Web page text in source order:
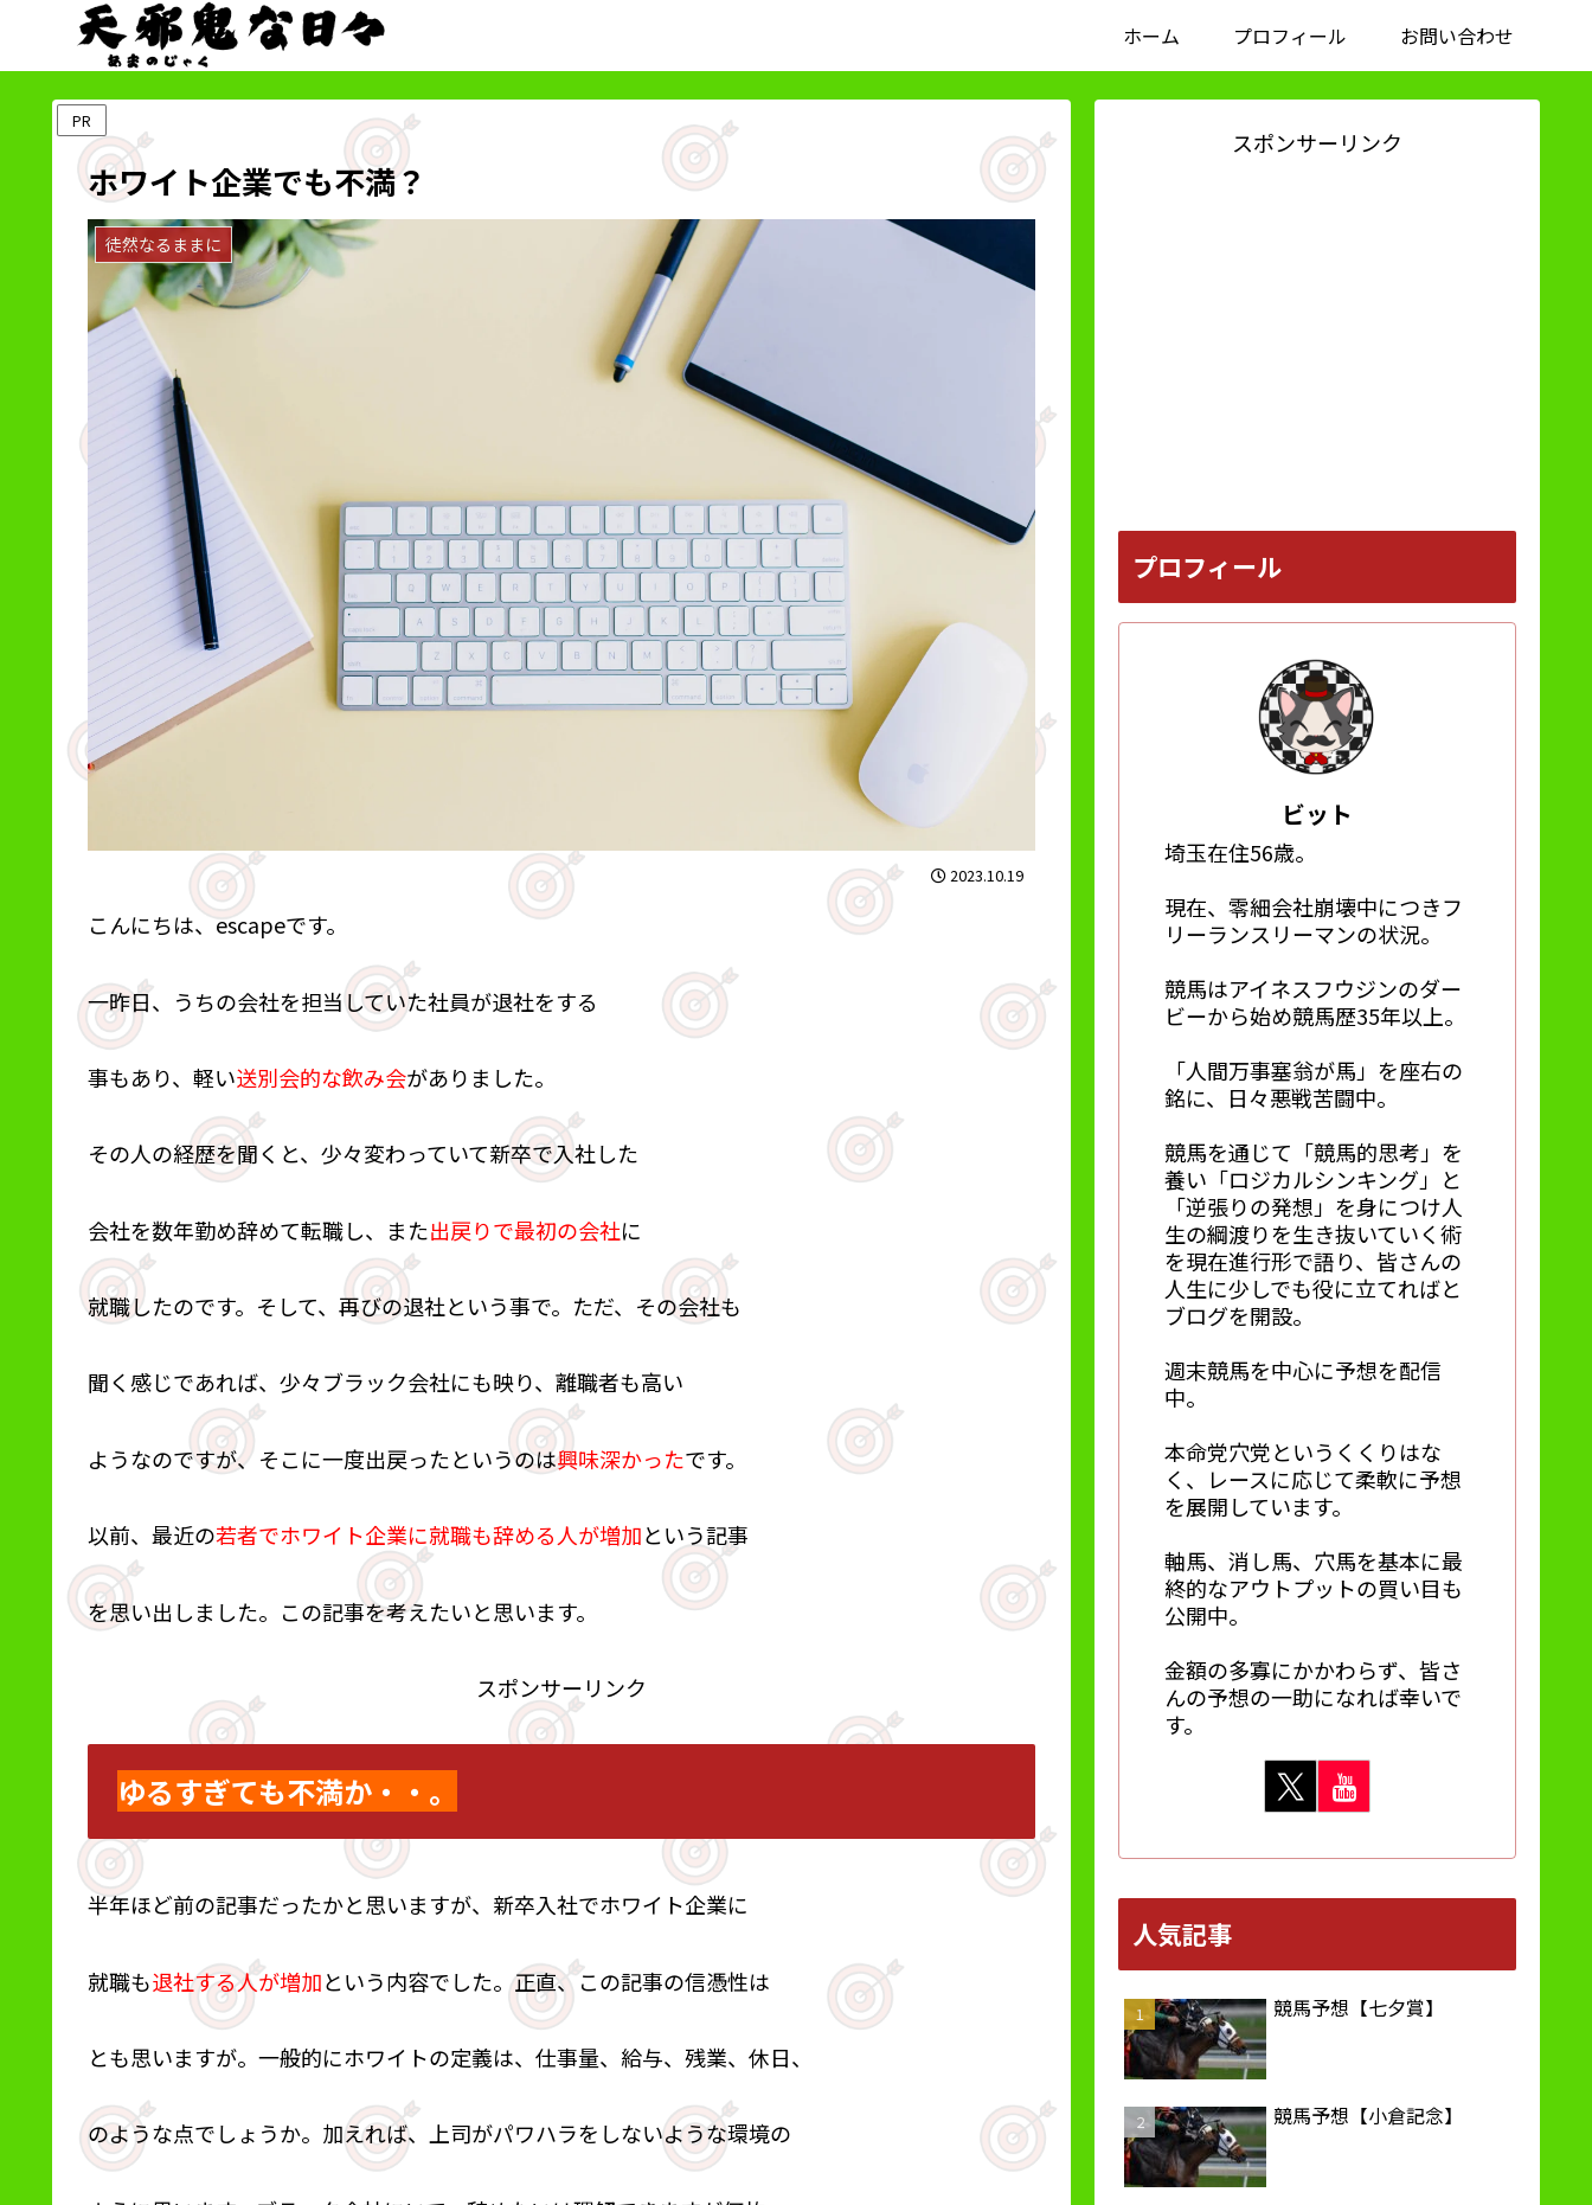
ホーム プロフィール お問い合わせ
PR
ホワイト企業でも不満？
徒然なるままに
2023.10.19
こんにちは、escapeです。
一昨日、うちの会社を担当していた社員が退社をする
事もあり、軽い送別会的な飲み会がありました。
その人の経歴を聞くと、少々変わっていて新卒で入社した
会社を数年勤め辞めて転職し、また出戻りで最初の会社に
就職したのです。そして、再びの退社という事で。ただ、その会社も
聞く感じであれば、少々ブラック会社にも映り、離職者も高い
ようなのですが、そこに一度出戻ったというのは興味深かったです。
以前、最近の若者でホワイト企業に就職も辞める人が増加という記事
を思い出しました。この記事を考えたいと思います。
スポンサーリンク
ゆるすぎても不満か・・。
半年ほど前の記事だったかと思いますが、新卒入社でホワイト企業に
就職も退社する人が増加という内容でした。正直、この記事の信憑性は
とも思いますが。一般的にホワイトの定義は、仕事量、給与、残業、休日、
のような点でしょうか。加えれば、上司がパワハラをしないような環境の
スポンサーリンク
プロフィール
ビット
埼玉在住56歳。
現在、零細会社崩壊中につきフ
リーランスリーマンの状況。
競馬はアイネスフウジンのダー
ビーから始め競馬歴35年以上。
「人間万事塞翁が馬」を座右の
銘に、日々悪戦苦闘中。
競馬を通じて「競馬的思考」を
養い「ロジカルシンキング」と
「逆張りの発想」を身につけ人
生の綱渡りを生き抜いていく術
を現在進行形で語り、皆さんの
人生に少しでも役に立てればと
ブログを開設。
週末競馬を中心に予想を配信
中。
本命党穴党というくくりはな
く、レースに応じて柔軟に予想
を展開しています。
軸馬、消し馬、穴馬を基本に最
終的なアウトプットの買い目も
公開中。
金額の多寡にかかわらず、皆さ
んの予想の一助になれば幸いで
す。
人気記事
競馬予想【七夕賞】
競馬予想【小倉記念】